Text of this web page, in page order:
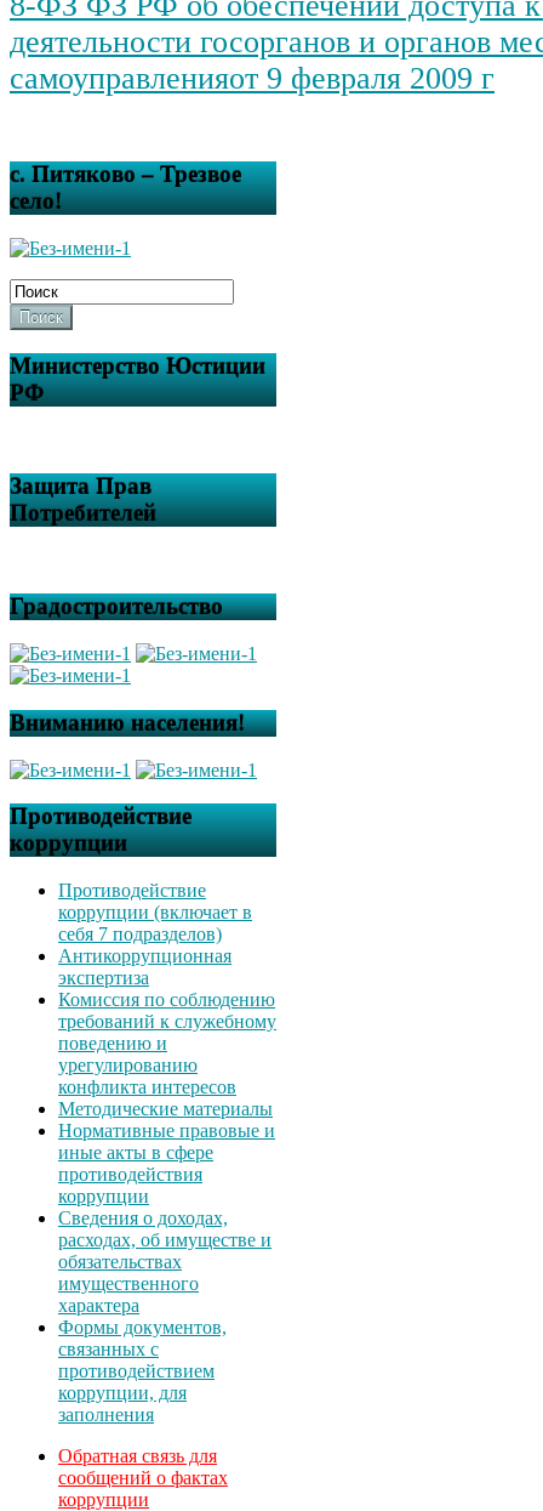
деятельности госорганов и органов
самоуправленияот 9 февраля 2009 г
с. Питяково – Трезвое
село!
Поиск
Министерство Юстиции
РФ
Защита Прав
Потребителей
Градостроительство
Вниманию населения!
Противодействие
коррупции
Противодействие
коррупции (включает в
себя 7 подразделов)
Антикоррупционная
экспертиза
Комиссия по соблюдению
требований к служебному
поведению и
урегулированию
конфликта интересов
Методические материалы
Нормативные правовые и
иные акты в сфере
противодействия
коррупции
Сведения о доходах,
расходах, об имуществе и
обязательствах
имущественного
характера
Формы документов,
связанных с
противодействием
коррупции, для
заполнения
Обратная связь для
сообщений о фактах
коррупции